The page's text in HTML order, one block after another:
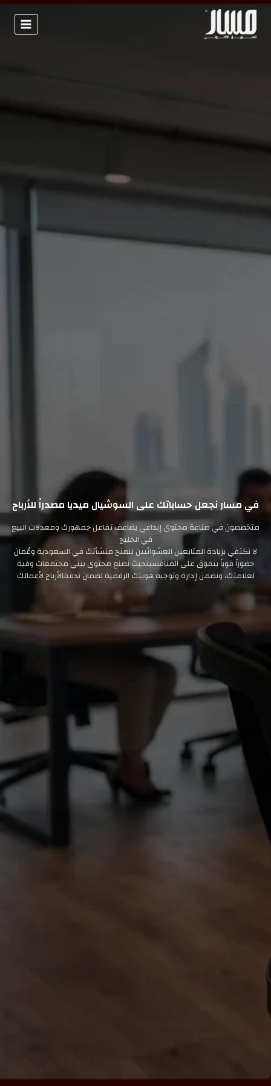
في مسار نجعل حساباتك على السوشيال ميديا مصدراً للأرباح
متخصصون في صناعة محتوى إبداعي يضاعف تفاعل جمهورك ومعدلات البيع
في الخليج
لا نكتفي بزيادة المتابعين العشوائيين لنمنح منشأتك في السعودية وعُمان
حضوراً قوياً يتفوق على المنافسينحيث نصنع محتوى يبني مجتمعات وفية
لعلامتك، ونضمن إدارة وتوجيه هويتك الرقمية لضمان تدفقالأرباح لأعمالك